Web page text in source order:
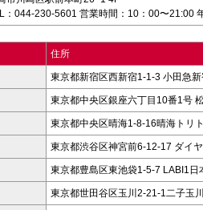
：044-230-5601 営業時間：10：00〜21:00
住所
東京都新宿区西新宿1-1-3 小田急
東京都中央区銀座六丁目10番1号
東京都中央区晴海1-8-16晴海トリ
東京都渋谷区神宮前6-12-17 ダイ
東京都豊島区東池袋1-5-7 LABI1日
東京都世田谷区玉川2-21-1二子玉